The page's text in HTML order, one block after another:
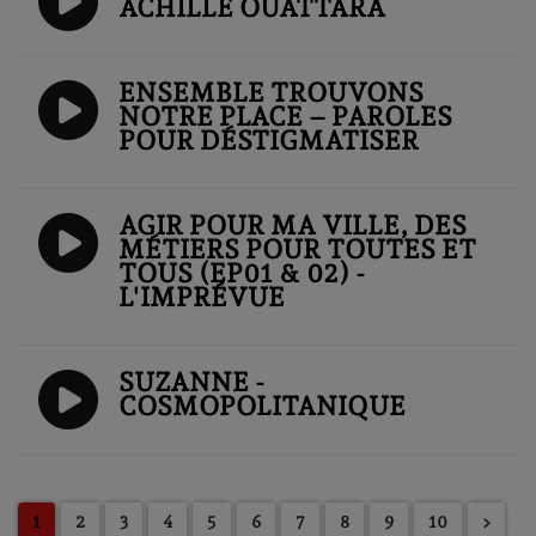
ACHILLE OUATTARA
ENSEMBLE TROUVONS
NOTRE PLACE – PAROLES
POUR DÉSTIGMATISER
AGIR POUR MA VILLE, DES
MÉTIERS POUR TOUTES ET
TOUS (EP01 & 02) -
L'IMPRÉVUE
SUZANNE -
COSMOPOLITANIQUE
1 2 3 4 5 6 7 8 9 10 >